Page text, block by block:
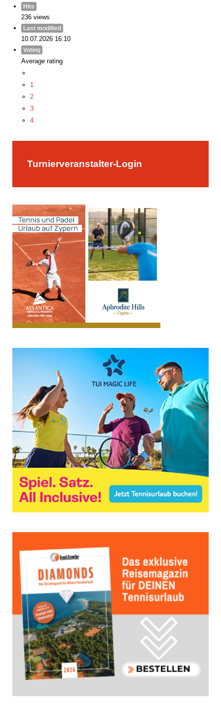
Hits
236 views
Last modified
10.07.2026 16:10
Voting
Average rating
1
2
3
4
Turnierveranstalter-Login